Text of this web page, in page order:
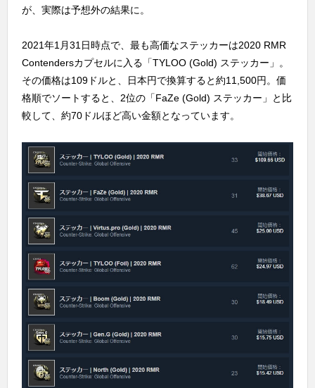
が、実際は予想外の結果に。
2021年1月31日時点で、最も高価なステッカーは2020 RMR
Contendersカプセルに入る「TYLOO (Gold) ステッカー」。
その価格は109ドルと、日本円で換算すると約11,500円。価
格順でソートすると、2位の「FaZe (Gold) ステッカー」と比
較して、約70ドルほど高い金額となっています。